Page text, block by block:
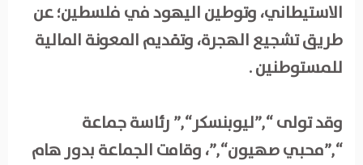
الاستيطاني، وتوطين اليهود في فلسطين؛ عن
طريق تشجيع الهجرة، وتقديم المعونة المالية
للمستوطنين .
وقد تولى “,”ليوبنسكر“,” رئاسة جماعة
“,”محبي صهيون“,”، وقامت الجماعة بدور هام